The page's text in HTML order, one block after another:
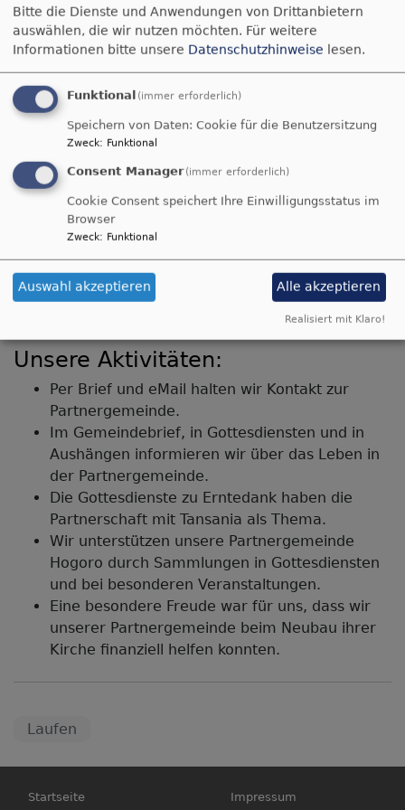
2005
Partnerschaftsbeauftragte(r):
derzeit leider nicht besetzt
Unsere Aktivitäten:
Per Brief und eMail halten wir Kontakt zur
Partnergemeinde.
Im Gemeindebrief, in Gottesdiensten und in
Aushängen informieren wir über das Leben in
der Partnergemeinde.
Die Gottesdienste zu Erntedank haben die
Partnerschaft mit Tansania als Thema.
Wir unterstützen unsere Partnergemeinde
Hogoro durch Sammlungen in Gottesdiensten
und bei besonderen Veranstaltungen.
Eine besondere Freude war für uns, dass wir
unserer Partnergemeinde beim Neubau ihrer
Kirche finanziell helfen konnten.
Laufen
Hauptnavigation
Startseite Fußbereichsmenü
Impressum
Bitte die Dienste und Anwendungen von Drittanbietern
auswählen, die wir nutzen möchten. Für weitere
Informationen bitte unsere Datenschutzhinweise lesen.
Funktional (immer erforderlich)
Speichern von Daten: Cookie für die Benutzersitzung
Zweck: Funktional
Consent Manager (immer erforderlich)
Cookie Consent speichert Ihre Einwilligungsstatus im
Browser
Zweck: Funktional
Auswahl akzeptieren Alle akzeptieren
Realisiert mit Klaro!